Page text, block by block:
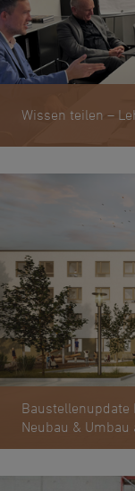
Wissen teilen –
Baustellenupdate
Neubau & Umbau